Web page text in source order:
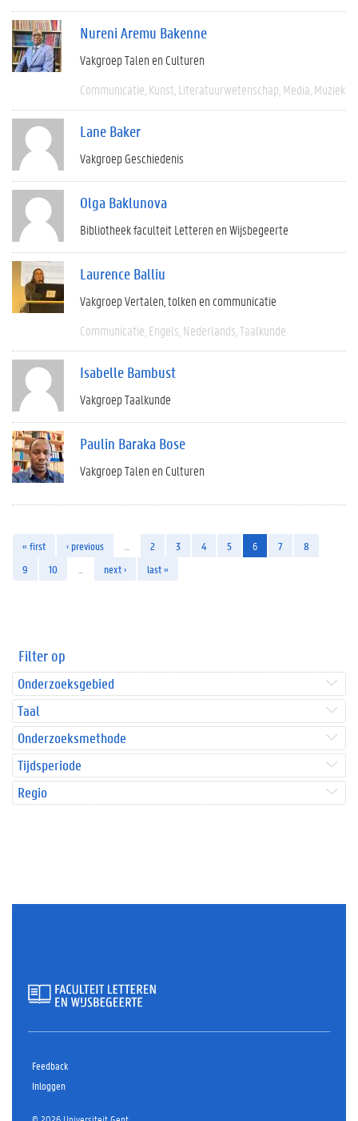
Nureni Aremu Bakenne
Vakgroep Talen en Culturen
Communicatie Kunst Literatuurwetenschap Media Muziek
Lane Baker
Vakgroep Geschiedenis
Olga Baklunova
Bibliotheek faculteit Letteren en Wijsbegeerte
Laurence Balliu
Vakgroep Vertalen, tolken en communicatie
Communicatie Engels Nederlands Taalkunde
Isabelle Bambust
Vakgroep Taalkunde
Paulin Baraka Bose
Vakgroep Talen en Culturen
« first ‹ previous 2 3 4 5 6 7
8
9
10 next › last »
Filter op
Onderzoeksgebied
Taal
Onderzoeksmethode
Tijdsperiode
Regio
Feedback
Inloggen